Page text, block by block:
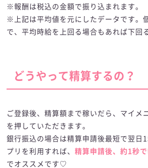
※報酬は税込の金額で振り込まれます。
※上記は平均値を元にしたデータです。
で、平均時給を上回る場合もあれば下回
どうやって精算するの？
ご登録後、精算額まで稼いだら、マイメ
を押していただきます。
銀行振込の場合は精算申請後最短で翌日
プリを利用すれば、精算申請後、約1秒
でオススメです♡